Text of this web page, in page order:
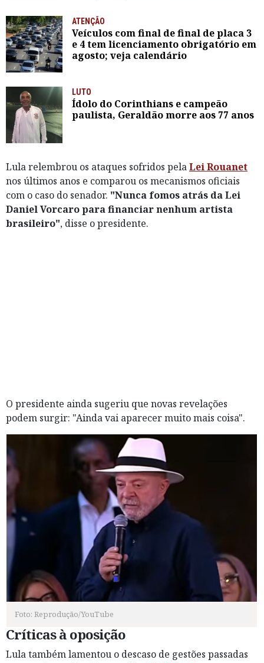
ATENÇÃO
Veículos com final de final de placa 3
e 4 tem licenciamento obrigatório em
agosto; veja calendário
LUTO
Ídolo do Corinthians e campeão
paulista, Geraldão morre aos 77 anos
Lula relembrou os ataques sofridos pelaLei Rouanet
nos últimos anos e comparou os mecanismos oficiais
com o caso do senador. "Nunca fomos atrás da Lei
Daniel Vorcaro para financiar nenhum artista
brasileiro", disse o presidente.
O presidente ainda sugeriu que novas revelações
podem surgir: "Ainda vai aparecer muito mais coisa".
Foto: Reprodução/YouTube
Críticas à oposição
Lula também lamentou o descaso de gestões passadas